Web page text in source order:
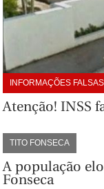
INFORMAÇÕES FALSAS
Atenção! INSS
TITO FONSECA
A população
Fonseca